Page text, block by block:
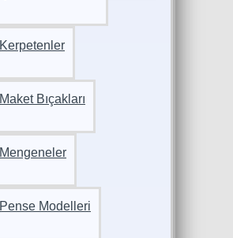
Kerpetenler
Maket Bıçakları
Mengeneler
Pense Modelleri